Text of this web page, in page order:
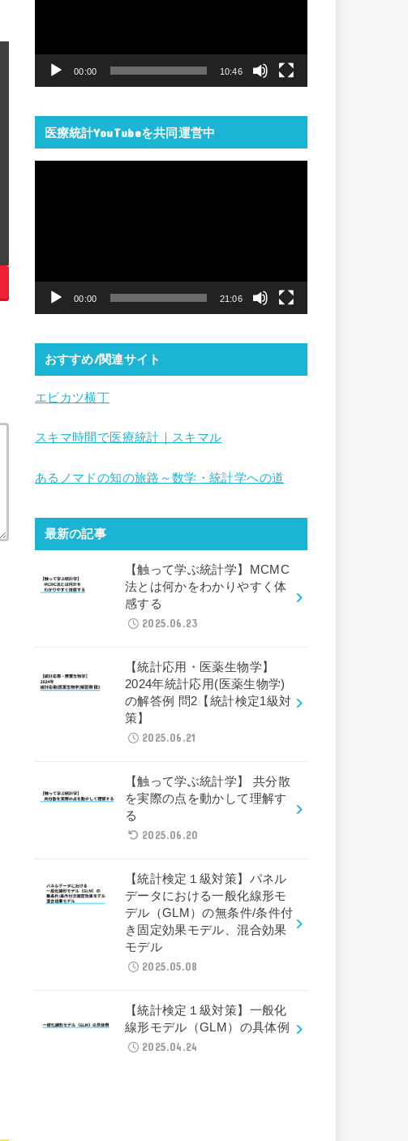
ヤ
00:00 10:46
医療統計YouTubeを共同運営中
ヤ
00:00 21:06
おすすめ/関連サイト
エビカツ横丁
スキマ時間で医療統計｜スキマル
あるノマドの知の旅路～数学・統計学への道
最新の記事
【触って学ぶ統計学】MCMC
法とは何かをわかりやすく体
感する
2025.06.23
【統計応用・医薬生物学】
2024年統計応用(医薬生物学)
の解答例 問2【統計検定1級対
策】
2025.06.21
【触って学ぶ統計学】 共分散
を実際の点を動かして理解す
る
2025.06.20
【統計検定１級対策】パネル
データにおける一般化線形モ
デル（GLM）の無条件/条件付
き固定効果モデル、混合効果
モデル
2025.05.08
【統計検定１級対策】一般化
線形モデル（GLM）の具体例
2025.04.24